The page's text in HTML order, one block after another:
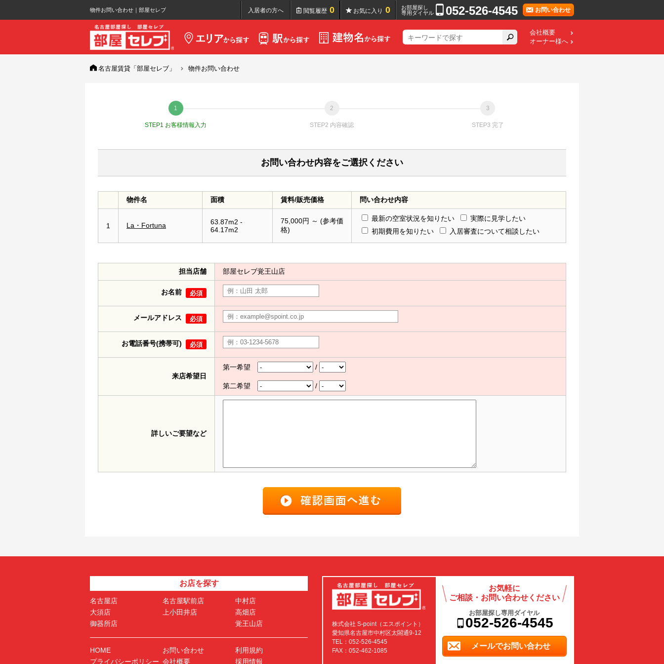
物件お問い合わせ｜部屋セレブ 入居者の方へ 閲覧履歴 0 お気に入り 0
お部屋探し
専用ダイヤル
052-526-4545 お問い合わせ
会社概要
オーナー様へ
名古屋賃貸「部屋セレブ」 物件お問い合わせ
STEP1 お客様情報入力 STEP2 内容確認 STEP3 完了
お問い合わせ内容をご選択ください
物件名 面積 賃料/販売価格 問い合わせ内容
1 La・Fortuna
63.87m2 -
64.17m2
75,000円 ～ (参考価
格)
最新の空室状況を知りたい
実際に見学したい
初期費用を知りたい
入居審査について相談したい
担当店舗 部屋セレブ覚王山店
お名前 必須
メールアドレス 必須
お電話番号(携帯可) 必須
来店希望日
第一希望 /
第二希望 /
詳しいご要望など
お店を探す
名古屋店 名古屋駅前店
中村店
大須店
上小田井店
高畑店
御器所店
覚王山店
HOME お問い合わせ
利用規約
プライバシーポリシー 会社概要 採用情報
株式会社 S-point（エスポイント）
愛知県名古屋市中村区太閤通9-12
TEL：052-526-4545
FAX：052-462-1085
お気軽に
ご相談・お問い合わせください
お部屋探し専用ダイヤル
052-526-4545
メールでお問い合わせ